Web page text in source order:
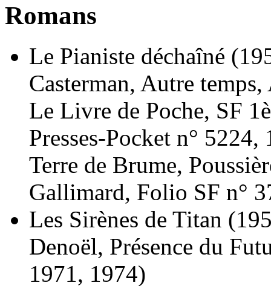
Romans
Le Pianiste déchaîné
Casterman, Autre
Le Livre de Poche, SF
Presses-Pocket n° 5224,
Terre de Brume,
Gallimard, Folio SF n°
Les Sirènes de Titan
Denoël, Présence du
1971, 1974)